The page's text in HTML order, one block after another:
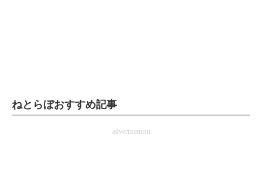
マーケ×ITの今がよく分かる
ねとらぼおすすめ記事
advertisement